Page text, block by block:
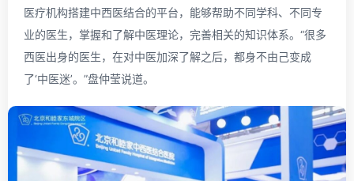
医疗机构搭建中西医结合的平台，能够帮助不同学科、不同专
业的医生，掌握和了解中医理论，完善相关的知识体系。“很多
西医出身的医生，在对中医加深了解之后，都身不由己变成
了‘中医迷’。”盘仲莹说道。